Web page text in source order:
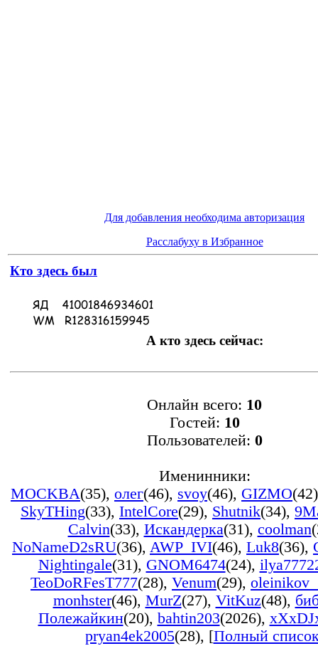
Для добавления необходима авторизация
Расслабуху в Избранное
Кто здесь был
А кто здесь сейчас:
Онлайн всего: 10
Гостей: 10
Пользователей: 0
Именинники:
MOCKBA(35), олег(46), svoy(46), GIZMO(42)
SkyTHing(33), IntelCore(29), Shutnik(34),
Calvin(33), Искандерка(31), coolman
NoNameD2sRU(36), AWP_IVI(46), Luk8(36),
Nightingale(31), GNOM6474(24),
TeoDoRFesT777(28), Venum(29),
monhster(46), MurZ(27), VitKuz(48),
Полежайкин(20), bahtin203(2026),
pryan4ek2005(28), [Полный